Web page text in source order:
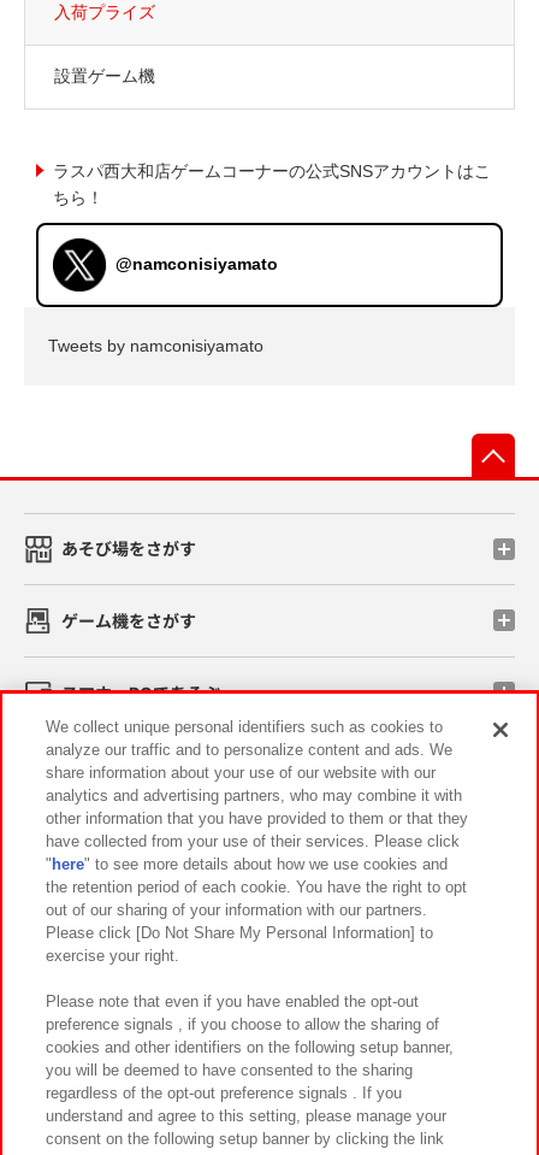
入荷プライズ
設置ゲーム機
ラスパ西大和店ゲームコーナーの公式SNSアカウントはこ
ちら！
@namconisiyamato
Tweets by namconisiyamato
あそび場をさがす
ゲーム機をさがす
スマホ・PCであそぶ
イベント・キャンペーン
関連会社 サステナビリティ サイトポリシー
プライバシーポリシー ウェブアクセシビリティ方針と検証結果
お取引先さまとともに
カスタマーハラスメント対応方針 よくあるご質問・お問い合わせ
We collect unique personal identifiers such as cookies to
analyze our traffic and to personalize content and ads. We
share information about your use of our website with our
analytics and advertising partners, who may combine it with
other information that you have provided to them or that they
have collected from your use of their services. Please click
" here" to see more details about how we use cookies and
the retention period of each cookie. You have the right to opt
out of our sharing of your information with our partners.
Please click [Do Not Share My Personal Information] to
exercise your right.
Please note that even if you have enabled the opt-out
preference signals , if you choose to allow the sharing of
cookies and other identifiers on the following setup banner,
you will be deemed to have consented to the sharing
regardless of the opt-out preference signals . If you
understand and agree to this setting, please manage your
consent on the following setup banner by clicking the link